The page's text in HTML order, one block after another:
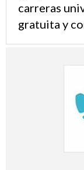
carreras
gratuita y